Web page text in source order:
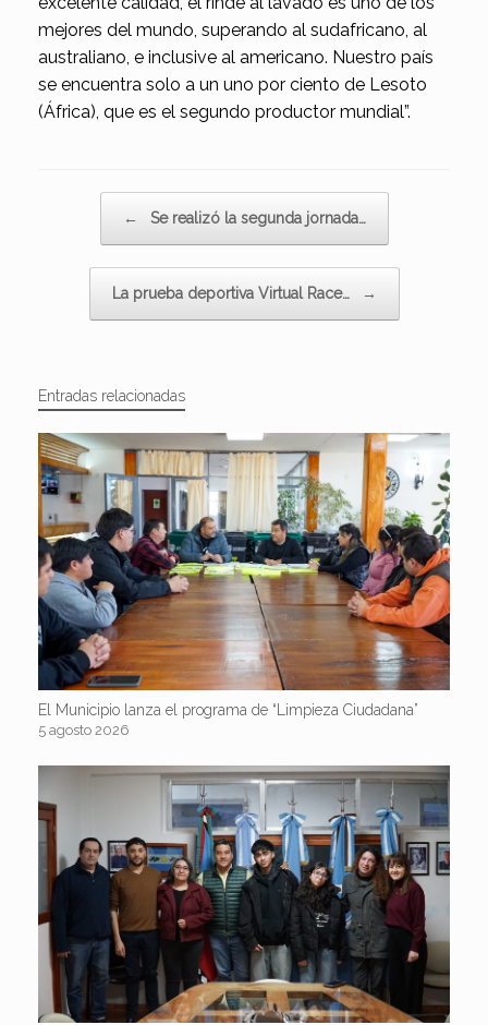
mejores del mundo, superando al sudafricano, al
australiano, e inclusive al americano. Nuestro país
se encuentra solo a un uno por ciento de Lesoto
(África), que es el segundo productor mundial”.
← Se realizó la segunda jornada…
La prueba deportiva Virtual Race… →
Entradas relacionadas
El Municipio lanza el programa de “Limpieza Ciudadana”
5 agosto 2026